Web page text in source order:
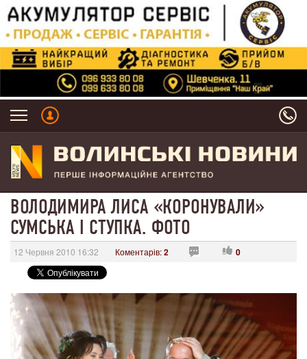
ВОЛОДИМИРА ЛИСА «КОРОНУВАЛИ»
СУМСЬКА І СТУПКА. ФОТО
12 Червня 2010 16:32 Коментарів:2 0